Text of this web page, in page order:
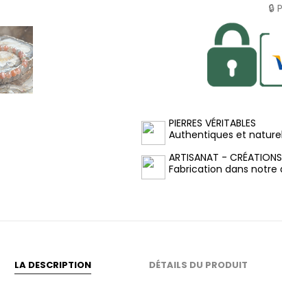
🔒
PIERRES VÉRITABLES
Authentiques et
ARTISANAT -
Fabrication dans notre
LA DESCRIPTION DÉTAILS DU PRODUIT